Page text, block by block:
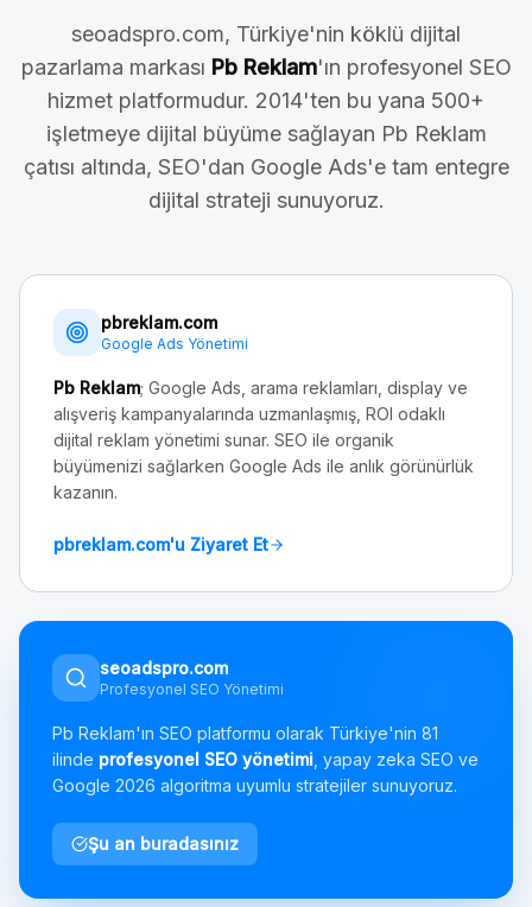
seoadspro.com, Türkiye'nin köklü dijital
pazarlama markası Pb Reklam'ın profesyonel SEO
hizmet platformudur. 2014'ten bu yana 500+
işletmeye dijital büyüme sağlayan Pb Reklam
çatısı altında, SEO'dan Google Ads'e tam entegre
dijital strateji sunuyoruz.
pbreklam.com
Google Ads Yönetimi
Pb Reklam; Google Ads, arama reklamları, display ve
alışveriş kampanyalarında uzmanlaşmış, ROI odaklı
dijital reklam yönetimi sunar. SEO ile organik
büyümenizi sağlarken Google Ads ile anlık görünürlük
kazanın.
pbreklam.com'u Ziyaret Et
seoadspro.com
Profesyonel SEO Yönetimi
Pb Reklam'ın SEO platformu olarak Türkiye'nin 81
ilinde profesyonel SEO yönetimi , yapay zeka SEO ve
Google 2026 algoritma uyumlu stratejiler sunuyoruz.
Şu an buradasınız